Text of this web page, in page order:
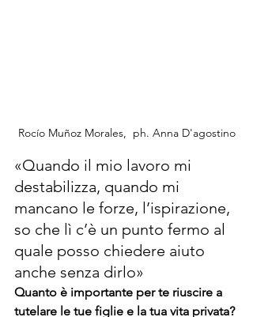
Rocío Muñoz Morales,  ph. Anna D'agostino
«Quando il mio lavoro mi
destabilizza, quando mi
mancano le forze, l’ispirazione,
so che lì c’è un punto fermo al
quale posso chiedere aiuto
anche senza dirlo»
Quanto è importante per te riuscire a
tutelare le tue figlie e la tua vita privata?